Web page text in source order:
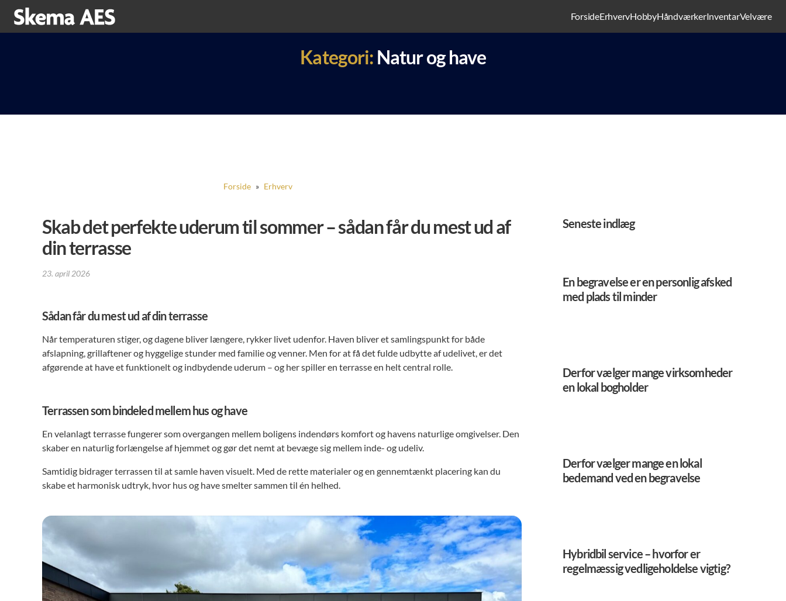
ForsideErhvervHobbyHåndværkerInventarVelvære
Kategori: Natur og have
Forside » Erhverv
Skab det perfekte uderum til sommer – sådan får du mest ud af
din terrasse
23. april 2026
Sådan får du mest ud af din terrasse
Når temperaturen stiger, og dagene bliver længere, rykker livet udenfor. Haven bliver et samlingspunkt for både
afslapning, grillaftener og hyggelige stunder med familie og venner. Men for at få det fulde udbytte af udelivet, er det
afgørende at have et funktionelt og indbydende uderum – og her spiller en terrasse en helt central rolle.
Terrassen som bindeled mellem hus og have
En velanlagt terrasse fungerer som overgangen mellem boligens indendørs komfort og havens naturlige omgivelser. Den
skaber en naturlig forlængelse af hjemmet og gør det nemt at bevæge sig mellem inde- og udeliv.
Samtidig bidrager terrassen til at samle haven visuelt. Med de rette materialer og en gennemtænkt placering kan du
skabe et harmonisk udtryk, hvor hus og have smelter sammen til én helhed.
Seneste indlæg
En begravelse er en personlig afsked
med plads til minder
Derfor vælger mange virksomheder
en lokal bogholder
Derfor vælger mange en lokal
bedemand ved en begravelse
Hybridbil service – hvorfor er
regelmæssig vedligeholdelse vigtig?